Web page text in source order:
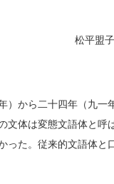
松平盟
から二十四年（九一
体は変態文語体と
た。従来的文語体と